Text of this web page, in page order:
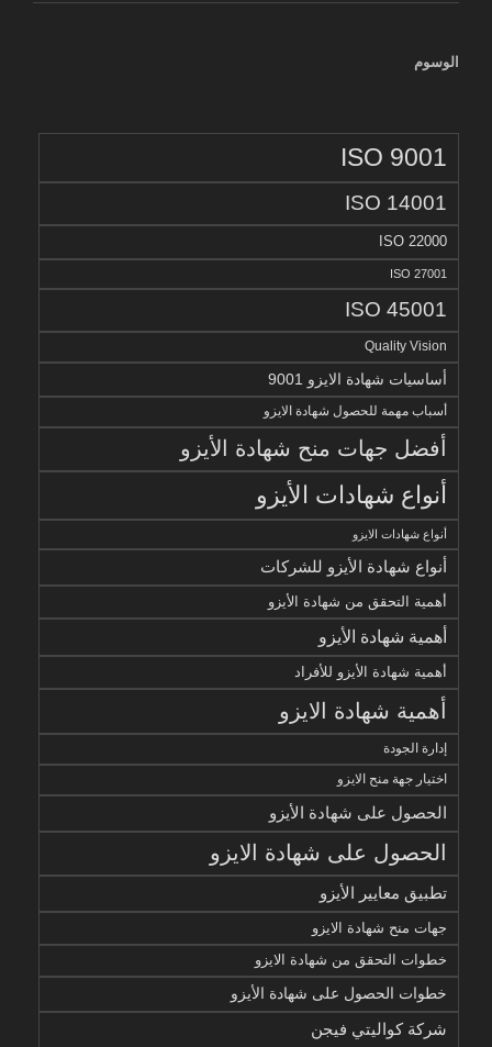
الوسوم
ISO 9001
ISO 14001
ISO 22000
ISO 27001
ISO 45001
Quality Vision
أساسيات شهادة الايزو 9001
أسباب مهمة للحصول شهادة الايزو
أفضل جهات منح شهادة الأيزو
أنواع شهادات الأيزو
أنواع شهادات الايزو
أنواع شهادة الأيزو للشركات
أهمية التحقق من شهادة الأيزو
أهمية شهادة الأيزو
أهمية شهادة الأيزو للأفراد
أهمية شهادة الايزو
إدارة الجودة
اختيار جهة منح الايزو
الحصول على شهادة الأيزو
الحصول على شهادة الايزو
تطبيق معايير الأيزو
جهات منح شهادة الايزو
خطوات التحقق من شهادة الايزو
خطوات الحصول على شهادة الأيزو
شركة كواليتي فيجن